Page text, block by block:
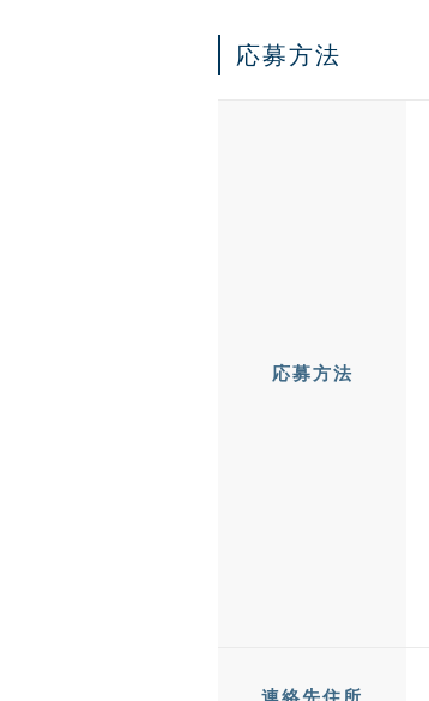
応募方法
応募方法